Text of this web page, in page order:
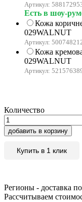
Артикул:
Есть в шоу-
Кожа
029WALNUT
Артикул:
Кожа
029WALNUT
Артикул:
Количество
добавить в корзину
Купить в 1 клик
Регионы - доставка
Рассчитываем